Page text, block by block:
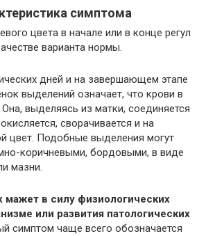
симптома
цвета в начале или в конце регул
варианта нормы.
дней и на завершающем этапе
выделений означает, что крови в
выделяясь из матки, соединяется
сворачивается и на
цвет. Подобные выделения могут
коричневыми, бордовыми, в виде
мазни.
в силу физиологических
или развития патологических
симптом чаще всего обозначается